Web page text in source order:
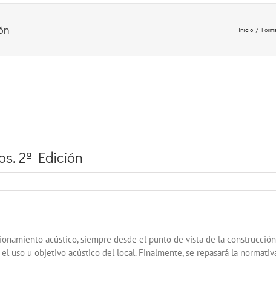
Inicio /
2ª Edición
acústico, siempre desde el punto de vista de la
uso u objetivo acústico del local. Finalmente, se repasará la